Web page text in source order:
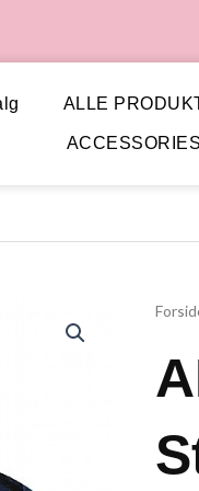
ALLE
ACCESSORIES